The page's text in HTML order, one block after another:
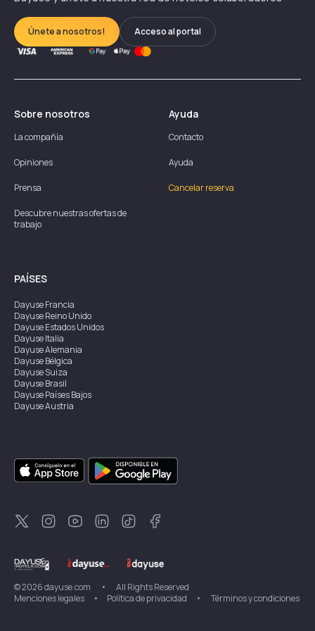
Únete a nosotros! Acceso al portal
Sobre nosotros
La compañía
Opiniones
Prensa
Descubre nuestras ofertas de
trabajo
Ayuda
Contacto
Ayuda
Cancelar reserva
PAÍSES
DayuseFrancia
DayuseReino Unido
DayuseEstados Unidos
DayuseItalia
DayuseAlemania
DayuseBélgica
DayuseSuiza
DayuseBrasil
DayusePaíses Bajos
DayuseAustria
DayuseSingapur
DayuseSuecia
DayuseTailandia
DayuseNueva Zelanda
DayuseTurquía
©2026dayuse.com •
All Rights Reserved
Menciones legales
• Política de privacidad • Términos y condiciones